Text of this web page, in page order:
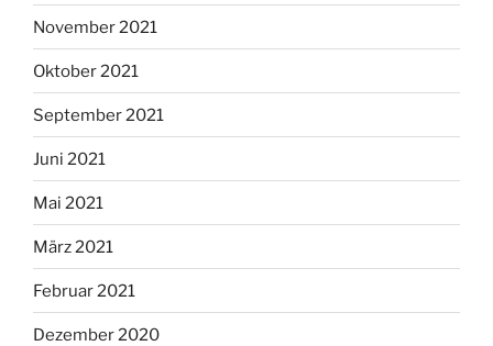
November 2021
Oktober 2021
September 2021
Juni 2021
Mai 2021
März 2021
Februar 2021
Dezember 2020